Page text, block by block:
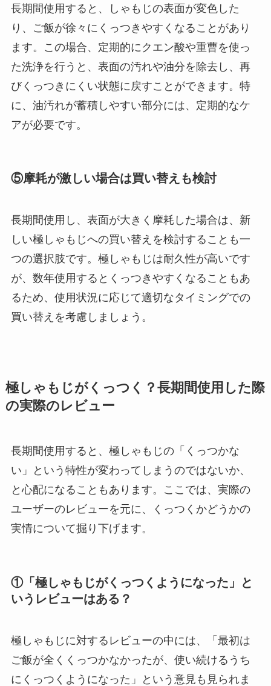
長期間使用すると、しゃもじの表面が変色した
り、ご飯が徐々にくっつきやすくなることがあり
ます。この場合、定期的にクエン酸や重曹を使っ
た洗浄を行うと、表面の汚れや油分を除去し、再
びくっつきにくい状態に戻すことができます。特
に、油汚れが蓄積しやすい部分には、定期的なケ
アが必要です。
⑤摩耗が激しい場合は買い替えも検討
長期間使用し、表面が大きく摩耗した場合は、新
しい極しゃもじへの買い替えを検討することも一
つの選択肢です。極しゃもじは耐久性が高いです
が、数年使用するとくっつきやすくなることもあ
るため、使用状況に応じて適切なタイミングでの
買い替えを考慮しましょう。
極しゃもじがくっつく？長期間使用した際
の実際のレビュー
長期間使用すると、極しゃもじの「くっつかな
い」という特性が変わってしまうのではないか、
と心配になることもあります。ここでは、実際の
ユーザーのレビューを元に、くっつくかどうかの
実情について掘り下げます。
①「極しゃもじがくっつくようになった」と
いうレビューはある？
極しゃもじに対するレビューの中には、「最初は
ご飯が全くくっつかなかったが、使い続けるうち
にくっつくようになった」という意見も見られま